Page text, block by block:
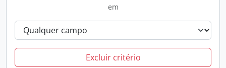
em
Excluir critério